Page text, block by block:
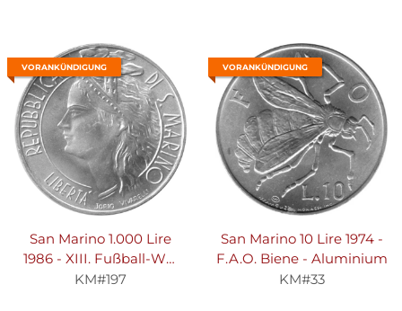
VORANKÜNDIGUNG
San Marino 1.000 Lire
1986 - XIII. Fußball-WM
1986 in Mexiko
KM#197
VORANKÜNDIGUNG
San Marino 10 Lire 1974 -
F.A.O. Biene - Aluminium
KM#33